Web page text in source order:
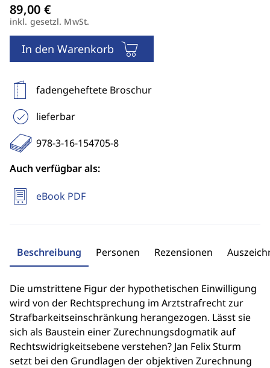
inkl. gesetzl. MwSt.
In den Warenkorb
fadengeheftete Broschur
lieferbar
978-3-16-154705-8
Auch verfügbar als:
eBook PDF
Beschreibung Personen Rezensionen
Die umstrittene Figur der hypothetischen Einwilligung
wird von der Rechtsprechung im Arztstrafrecht zur
Strafbarkeitseinschränkung herangezogen. Lässt sie
sich als Baustein einer Zurechnungsdogmatik auf
Rechtswidrigkeitsebene verstehen? Jan Felix Sturm
setzt bei den Grundlagen der objektiven Zurechnung